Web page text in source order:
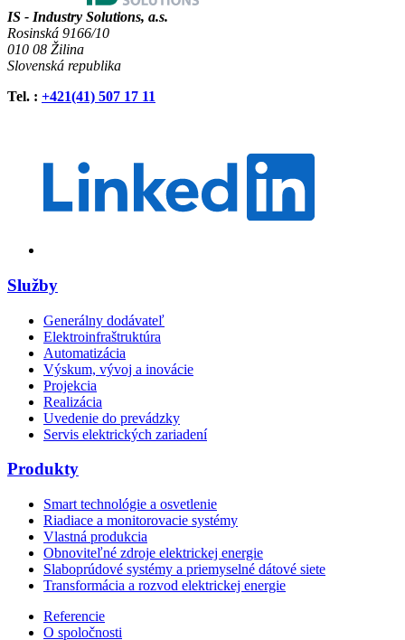
IS - Industry Solutions, a.s.
Rosinská 9166/10
010 08 Žilina
Slovenská republika
Tel. : +421(41) 507 17 11
Služby
Generálny dodávateľ
Elektroinfraštruktúra
Automatizácia
Výskum, vývoj a inovácie
Projekcia
Realizácia
Uvedenie do prevádzky
Servis elektrických zariadení
Produkty
Smart technológie a osvetlenie
Riadiace a monitorovacie systémy
Vlastná produkcia
Obnoviteľné zdroje elektrickej energie
Slaboprúdové systémy a priemyselné dátové siete
Transformácia a rozvod elektrickej energie
Referencie
O spoločnosti